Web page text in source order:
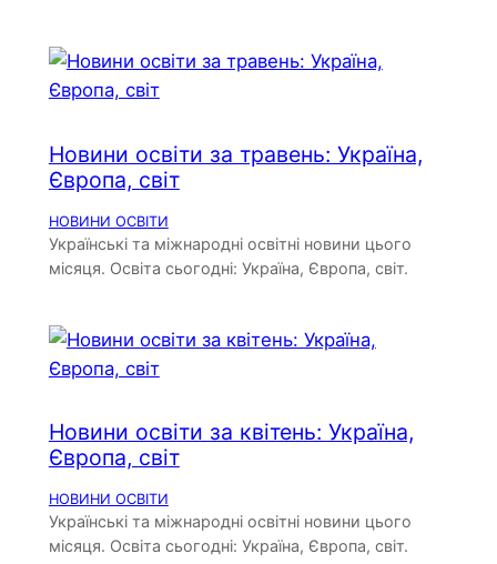
Новини освіти за травень: Україна,
Європа, світ
НОВИНИ ОСВІТИ
Українські та міжнародні освітні новини цього
місяця. Освіта сьогодні: Україна, Європа, світ.
Новини освіти за квітень: Україна,
Європа, світ
НОВИНИ ОСВІТИ
Українські та міжнародні освітні новини цього
місяця. Освіта сьогодні: Україна, Європа, світ.